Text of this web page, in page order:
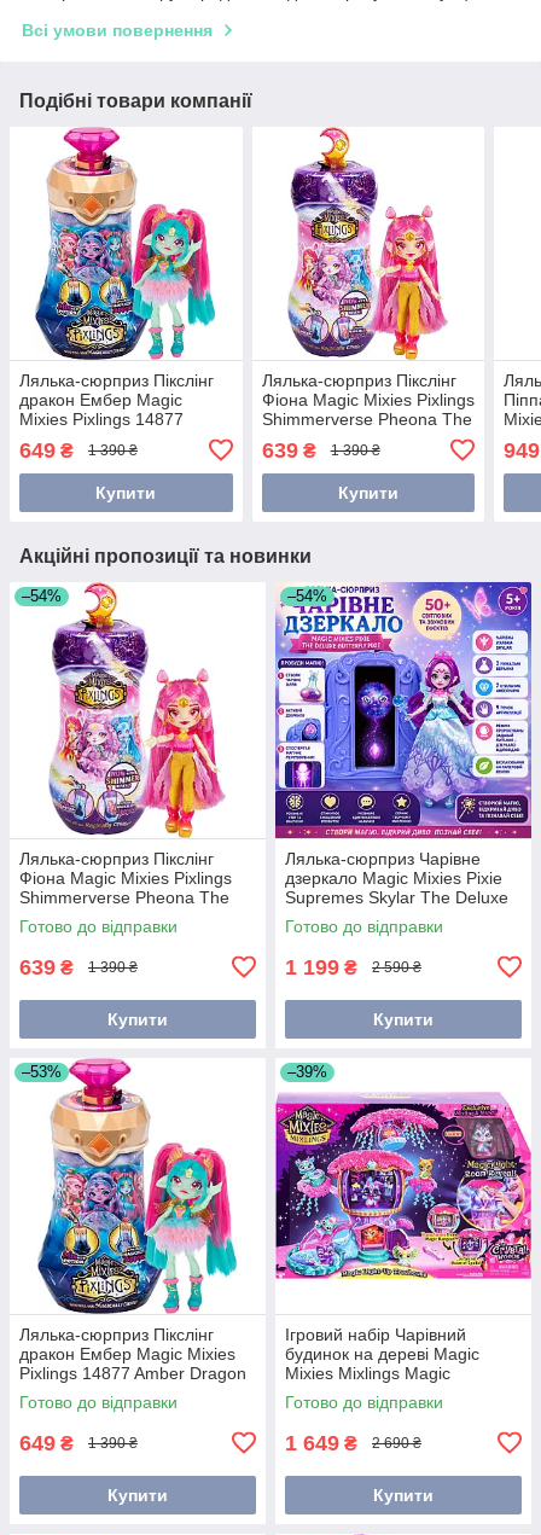
Всі умови повернення
Подібні товари компанії
Лялька-сюрприз Пікслінг
дракон Ембер Magic
Mixies Pixlings 14877
649 ₴ 1 390 ₴
Купити
Лялька-сюрприз Пікслінг
Фіона Magic Mixies Pixlings
Shimmerverse Pheona The
639₴ 1 390 ₴
Купити
949
Акційні пропозиції та новинки
–54%
Лялька-сюрприз Пікслінг
Фіона Magic Mixies Pixlings
Shimmerverse Pheona The
Pheonix 14910
Готово до відправки
639 ₴ 1 390 ₴
Купити
–54%
Лялька-сюрприз Чарівне
дзеркало Magic Mixies Pixie
Supremes Skylar The Deluxe
Butterfly Pixie 14958
Готово до відправки
1 199 ₴ 2 590 ₴
Купити
–53%
Лялька-сюрприз Пікслінг
дракон Ембер Magic Mixies
Pixlings 14877 Amber Dragon
Готово до відправки
649 ₴ 1 390 ₴
Купити
–39%
Ігровий набір Чарівний
будинок на дереві Magic
Mixies Mixlings Magic
Treehouse 14812
Готово до відправки
1 649 ₴ 2 690 ₴
Купити